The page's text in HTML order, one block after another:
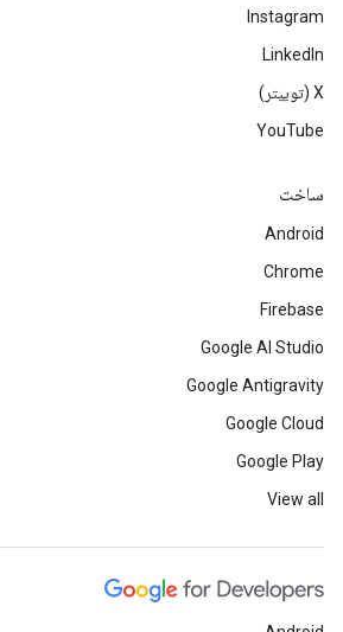
Instagram
LinkedIn
‫X (توییتر)
YouTube
ساخت
Android
Chrome
Firebase
Google AI Studio
Google Antigravity
Google Cloud
Google Play
View all